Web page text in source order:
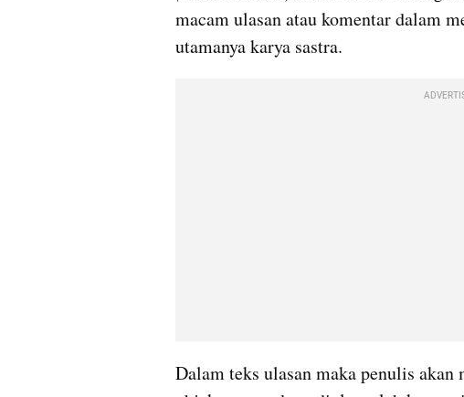
macam ulasan atau komentar dalam
utamanya karya sastra.
Dalam teks ulasan maka penulis